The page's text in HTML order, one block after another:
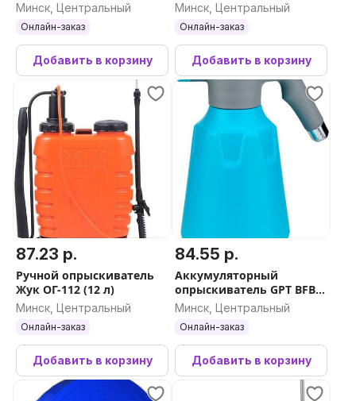
Минск, Центральный
Онлайн-заказ
Добавить в корзину
Минск, Центральный
Онлайн-заказ
Добавить в корзину
87.23 р.
Ручной опрыскиватель
Жук ОГ-112 (12 л)
Минск, Центральный
Онлайн-заказ
Добавить в корзину
84.55 р.
Аккумуляторный
опрыскиватель GPT ВFB-
2li
Минск, Центральный
Онлайн-заказ
Добавить в корзину